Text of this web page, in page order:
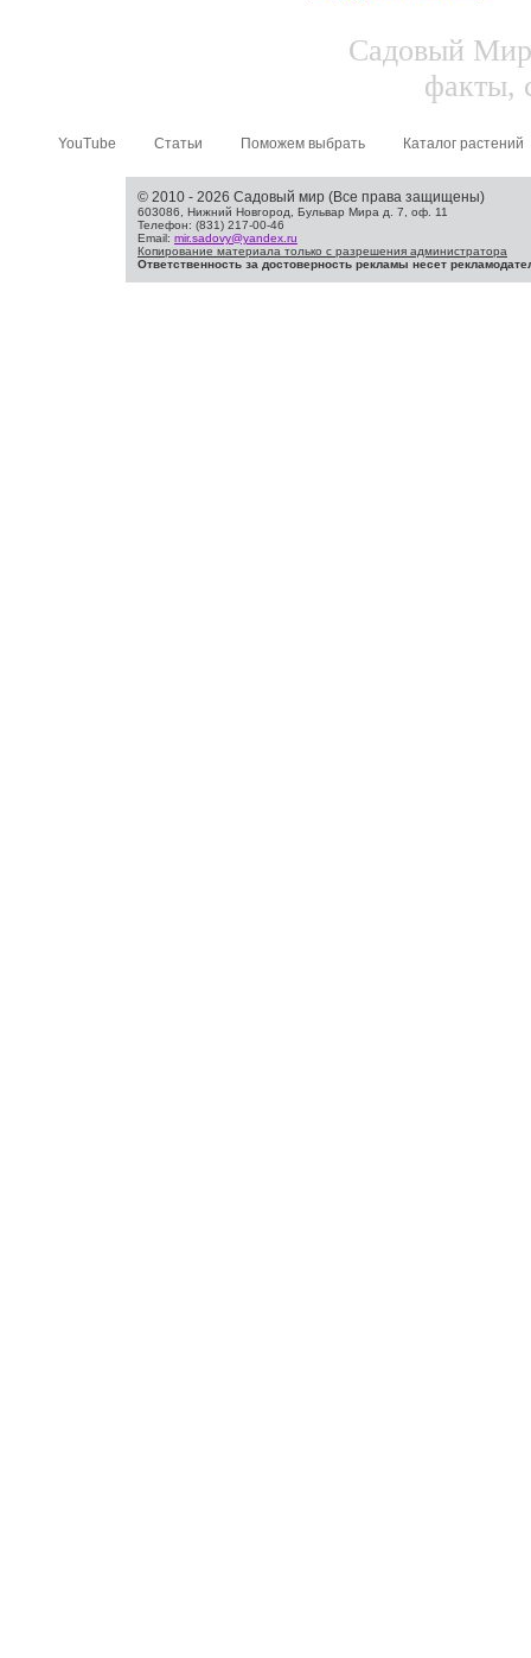
Садовый
факты,
YouTube Статьи Поможем выбрать Каталог растений
© 2010 - 2026 Садовый мир (Все права защищены)
603086, Нижний Новгород, Бульвар Мира д. 7, оф. 11
Телефон: (831) 217-00-46
Email: mir.sadovy@yandex.ru
Копирование материала только с разрешения администратора
Ответственность за достоверность рекламы несет